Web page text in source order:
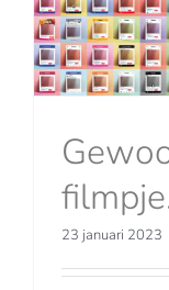
23 januari 2023